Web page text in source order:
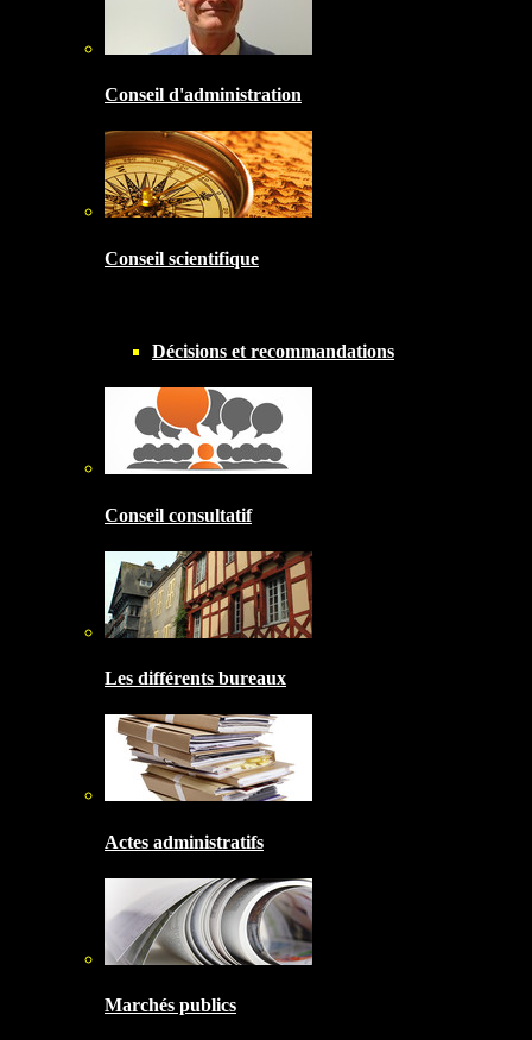
Conseil d'administration
Conseil scientifique
Décisions et recommandations
Conseil consultatif
Les différents bureaux
Actes administratifs
Marchés publics